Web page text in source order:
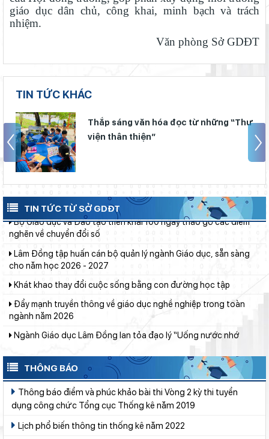
giáo dục dân chủ, công khai, minh bạch và trách
nhiệm.
Văn phòng Sở GDĐT
TIN TỨC KHÁC
Thắp sáng văn hóa đọc từ những “Thư
viện thân thiện”
TIN TỨC TỪ SỞ GDĐT
Giữ vững nền tảng tư tưởng của Ðảng từ học đường
Từ khát vọng dân giàu, nước mạnh đến lý luận kinh tế thị
trường định hướng XHCN trong kỷ nguyên mới - Bài 2: Khơi
thông nguồn lực, vững bước tiến vào kỷ nguyên mới (tiếp theo
và hết)
Lâm Đồng tạo nền tảng đột phá phát triển giáo dục và đào tạo
trường định hướng XHCN trong kỷ nguyên mới - Bài 1: Khẳng
định tư tưởng Hồ Chí Minh, đấu tranh với luận điệu xuyên tạc
phòng, chống đuối nước và sơ cấp cứu cho thanh thiếu nhi
Bộ Giáo dục và Đào tạo triển khai 100 ngày tháo gỡ các điểm
nghẽn về chuyển đổi số
Lâm Đồng tập huấn cán bộ quản lý ngành Giáo dục, sẵn sàng
cho năm học 2026 - 2027
Khát khao thay đổi cuộc sống bằng con đường học tập
ngành năm 2026
Ngành Giáo dục Lâm Đồng lan tỏa đạo lý “Uống nước nhớ
nguồn”
trường”
Thí sinh đạt 28,5 điểm xét tuyển nhưng ôm mẹ khóc vì lý do
này...
THÔNG BÁO
dụng công chức Tổng cục Thống kê năm 2019
Lịch phổ biến thông tin thống kê năm 2022